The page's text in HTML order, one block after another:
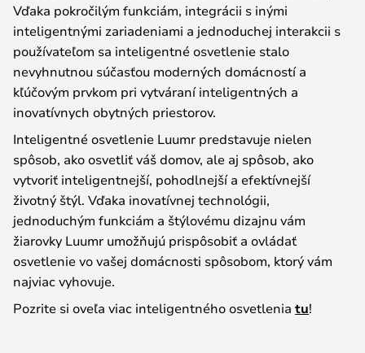
Vďaka pokročilým funkciám, integrácii s inými
inteligentnými zariadeniami a jednoduchej interakcii s
používateľom sa inteligentné osvetlenie stalo
nevyhnutnou súčasťou moderných domácností a
kľúčovým prvkom pri vytváraní inteligentných a
inovatívnych obytných priestorov.
Inteligentné osvetlenie Luumr predstavuje nielen
spôsob, ako osvetliť váš domov, ale aj spôsob, ako
vytvoriť inteligentnejší, pohodlnejší a efektívnejší
životný štýl. Vďaka inovatívnej technológii,
jednoduchým funkciám a štýlovému dizajnu vám
žiarovky Luumr umožňujú prispôsobiť a ovládať
osvetlenie vo vašej domácnosti spôsobom, ktorý vám
najviac vyhovuje.
Pozrite si oveľa viac inteligentného osvetlenia tu!